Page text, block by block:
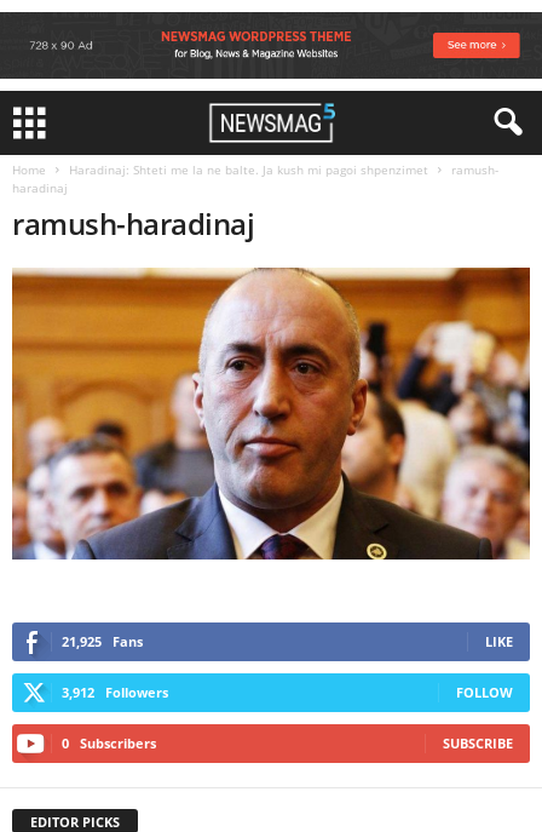
Home Haradinaj: Shteti me la ne balte. Ja kush mi pagoi shpenzimet
ramush-
haradinaj
ramush-haradinaj
21,925 Fans LIKE
3,912 Followers FOLLOW
0 Subscribers SUBSCRIBE
EDITOR PICKS